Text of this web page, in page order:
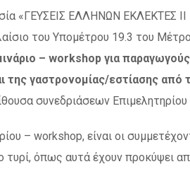
«ΓΕΥΣΕΙΣ ΕΛΛΗΝΩΝ
του Υπομέτρου 19.3 του
– workshop για
της γαστρονομίας/εστίασης από
συνεδριάσεων Επιμελητηρίου
– workshop, είναι οι
τυρί, όπως αυτά έχουν προκύψει